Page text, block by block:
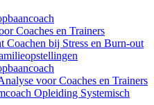
Coaches en Trainers
Coachen bij Stress en Burn-out
voor Coaches en Trainers
Opleiding Systemisch